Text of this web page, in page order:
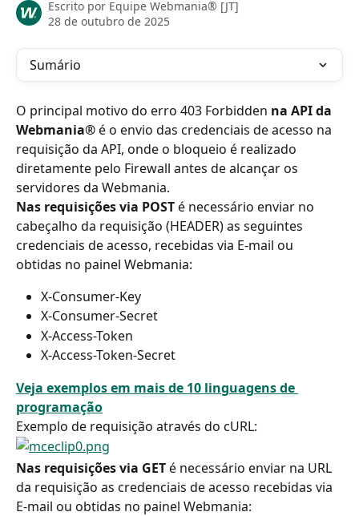
Escrito por Equipe Webmania® [JT]
28 de outubro de 2025
Sumário
O principal motivo do erro 403 Forbidden na API da
Webmania® é o envio das credenciais de acesso na
requisição da API, onde o bloqueio é realizado
diretamente pelo Firewall antes de alcançar os
servidores da Webmania.
Nas requisições via POST é necessário enviar no
cabeçalho da requisição (HEADER) as seguintes
credenciais de acesso, recebidas via E-mail ou
obtidas no painel Webmania:
X-Consumer-Key
X-Consumer-Secret
X-Access-Token
X-Access-Token-Secret
Veja exemplos em mais de 10 linguagens de
programação
Exemplo de requisição através do cURL:
Nas requisições via GET é necessário enviar na URL
da requisição as credenciais de acesso recebidas via
E-mail ou obtidas no painel Webmania: